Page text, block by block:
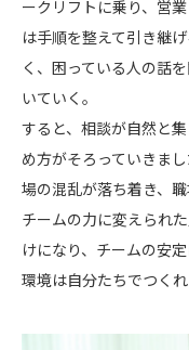
ークリフトに乗り、営
は手順を整えて引き継
く、困っている人の話
いていく。
すると、相談が自然と
め方がそろっていきま
場の混乱が落ち着き、
チームの力に変えられ
けになり、チームの安
環境は自分たちでつく